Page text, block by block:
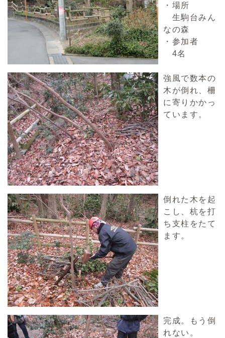
・場所
生駒台みん
なの森
・参加者
4名
強風で数本の
木が倒れ、柵
に寄りかかっ
ています。
倒れた木を起
こし、杭を打
ち支柱をたて
ます。
完成。もう倒
れない。